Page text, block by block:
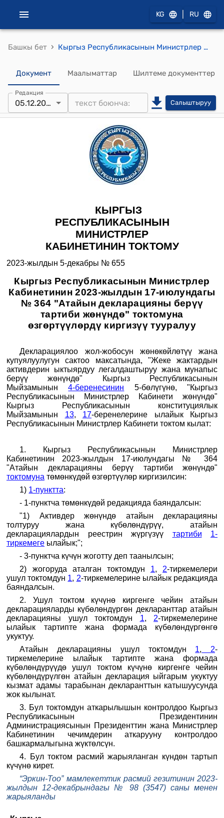
KG RU
Башкы бет › Кыргыз Республикасынын Министрлер Кабинетинин 2023-жылдын 5-декабрындагы № 655 "Кыргыз Республикасынын Министрлер Кабинетинин 2023-жылдын 17-июлундагы № 364 "Атайын декларацияны берүү тартиби жөнүндө" токтомуна өзгөртүүлөрдү киргизүү тууралуу" токтому
Документ Маалыматтар Шилтеме документтер
Редакция
05.12.2023 Салыштыруу